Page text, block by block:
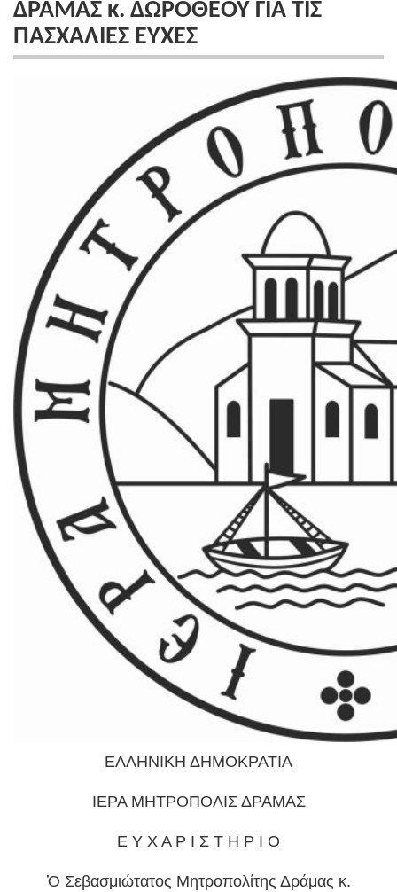
ΔΡΑΜΑΣ κ. ΔΩΡΟΘΕΟΥ ΓΙΑ ΤΙΣ
ΠΑΣΧΑΛΙΕΣ ΕΥΧΕΣ
ΕΛΛΗΝΙΚΗ ΔΗΜΟΚΡΑΤΙΑ
ΙΕΡΑ ΜΗΤΡΟΠΟΛΙΣ ΔΡΑΜΑΣ
Ε Υ Χ Α Ρ Ι Σ Τ Η Ρ Ι Ο
Ὁ Σεβασμιώτατος Μητροπολίτης Δράμας κ.